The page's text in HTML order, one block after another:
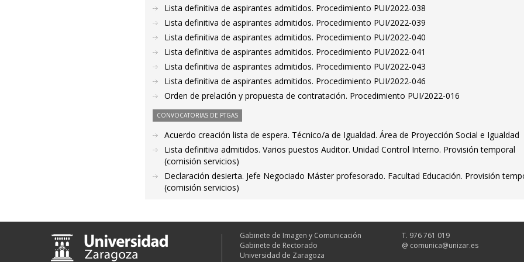
Lista definitiva de aspirantes admitidos. Procedimiento PUI/2022-038
Lista definitiva de aspirantes admitidos. Procedimiento PUI/2022-039
Lista definitiva de aspirantes admitidos. Procedimiento PUI/2022-040
Lista definitiva de aspirantes admitidos. Procedimiento PUI/2022-041
Lista definitiva de aspirantes admitidos. Procedimiento PUI/2022-043
Lista definitiva de aspirantes admitidos. Procedimiento PUI/2022-046
Orden de prelación y propuesta de contratación. Procedimiento PUI/2022-016
CONVOCATORIAS DE PTGAS
Acuerdo creación lista de espera. Técnico/a de Igualdad. Área de Proyección Social e Igualdad
Lista definitiva admitidos. Varios puestos Auditor. Unidad Control Interno. Provisión temporal
(comisión servicios)
Declaración desierta. Jefe Negociado Máster profesorado. Facultad Educación. Provisión
(comisión servicios)
Gabinete de Imagen y Comunicación
Gabinete de Rectorado
Universidad de Zaragoza
T. 976 761 019
@ comunica@unizar.es